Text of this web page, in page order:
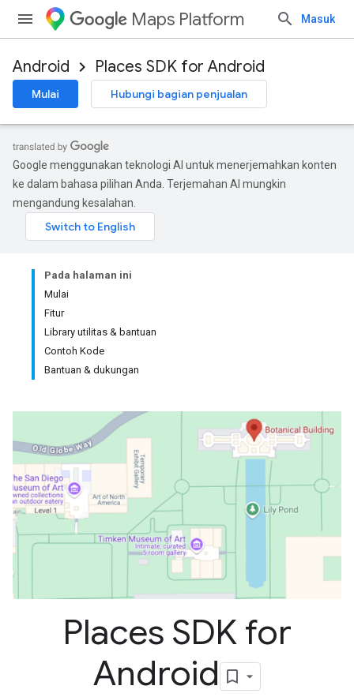
Maps Platform Masuk
Android Places SDK for Android
Mulai Hubungi bagian penjualan
Google menggunakan teknologi AI untuk menerjemahkan konten
ke dalam bahasa pilihan Anda. Terjemahan AI mungkin
mengandung kesalahan.
Pada halaman ini
Mulai
Fitur
Library utilitas & bantuan
Contoh Kode
Bantuan & dukungan
Places SDK for
Android